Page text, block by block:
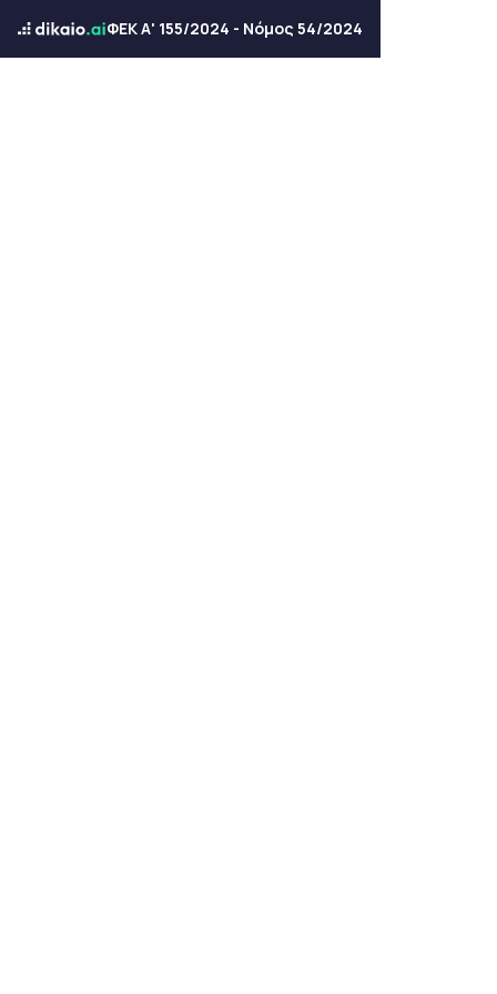
ΦΕΚ Α' 155/2024 - Νόμος 54/2024